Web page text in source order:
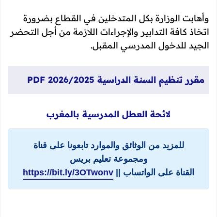
وأهابت الوزارة بكل المتدخلين في القطاع بضرورة
اتخاذ كافة التدابير والإجراءات اللازمة من أجل التحضر
الجيد للدخول المدرسي المقبل.
مقرر تنظيم السنة الدراسية 2026/2025 PDF
لائحة العطل المدرسية بالمغرب
للمزيد من الوثائق والموارد تابعونا على قناة
ومجموعة تعليم بريس
القناة على الواتساب || https://bit.ly/3OTwonv